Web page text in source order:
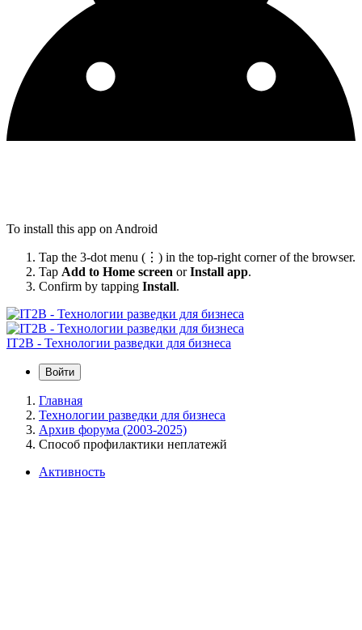
To install this app on Android
Tap the 3-dot menu (⋮) in the top-right corner of the browser.
Tap Add to Home screen orInstall app.
Confirm by tapping Install.
IT2B - Технологии разведки для бизнеса
Войти
Главная
Технологии разведки для бизнеса
Архив форума (2003-2025)
Способ профилактики неплатежй
Активность